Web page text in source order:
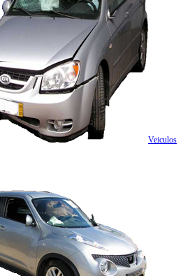
Veiculos